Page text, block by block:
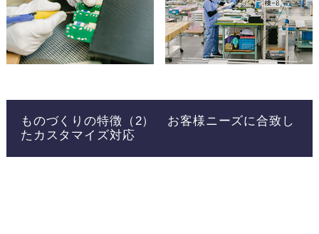
ものづくりの特徴（2） お客様ニーズに合致し
たカスタマイズ対応